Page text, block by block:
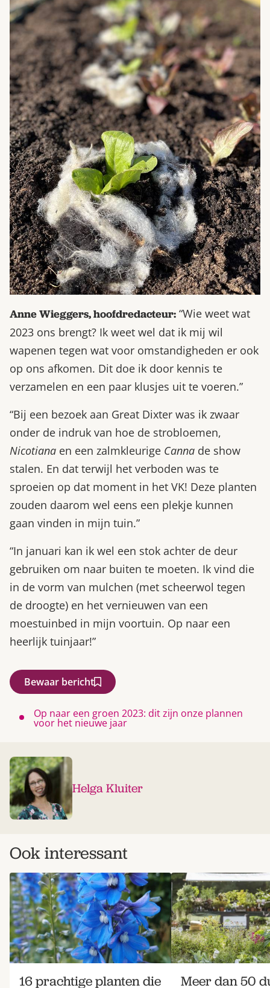
Anne Wieggers, hoofdredacteur: “Wie weet wat
2023 ons brengt? Ik weet wel dat ik mij wil
wapenen tegen wat voor omstandigheden er ook
op ons afkomen. Dit doe ik door kennis te
verzamelen en een paar klusjes uit te voeren.”
“Bij een bezoek aan Great Dixter was ik zwaar
onder de indruk van hoe de strobloemen,
Nicotiana en een zalmkleurige Canna de show
stalen. En dat terwijl het verboden was te
sproeien op dat moment in het VK! Deze planten
zouden daarom wel eens een plekje kunnen
gaan vinden in mijn tuin.”
“In januari kan ik wel een stok achter de deur
gebruiken om naar buiten te moeten. Ik vind die
in de vorm van mulchen (met scheerwol tegen
de droogte) en het vernieuwen van een
moestuinbed in mijn voortuin. Op naar een
heerlijk tuinjaar!”
Bewaar bericht
Op naar een groen 2023: dit zijn onze plannen
voor het nieuwe jaar
Helga Kluiter
Ook interessant
16 prachtige planten die Meer dan 50